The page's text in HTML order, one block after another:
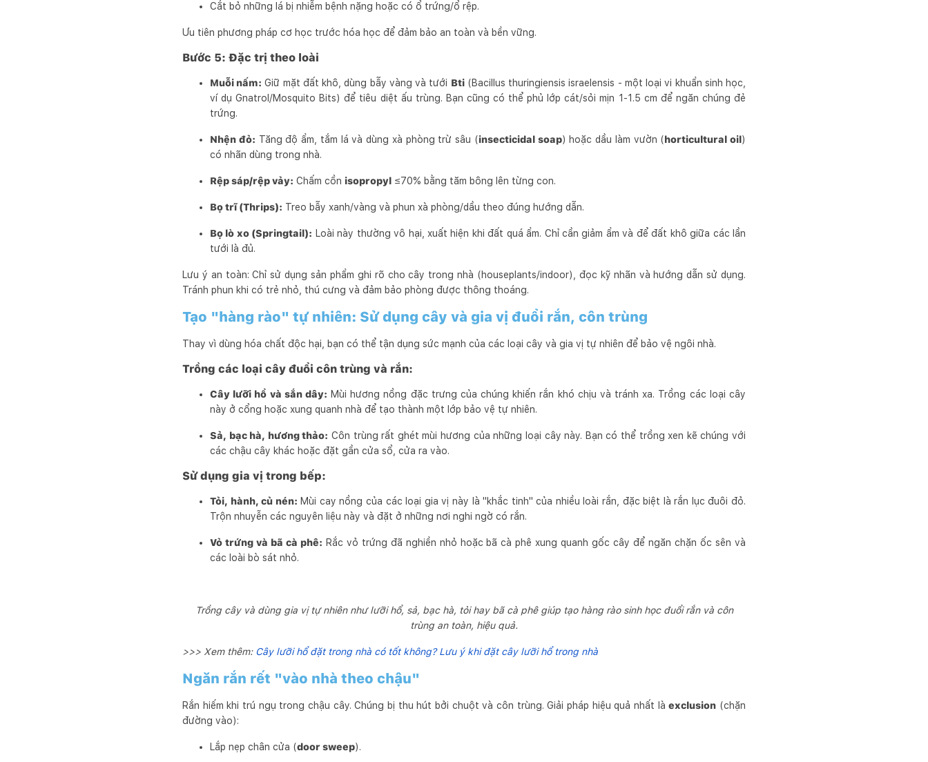
Cắt bỏ những lá bị nhiễm bệnh nặng hoặc có ổ trứng/ổ rệp.
Ưu tiên phương pháp cơ học trước hóa học để đảm bảo an toàn và bền vững.
Bước 5: Đặc trị theo loài
Muỗi nấm: Giữ mặt đất khô, dùng bẫy vàng và tưới Bti(Bacillus thuringiensis israelensis - một loại vi khuẩn sinh học,
ví dụ Gnatrol/Mosquito Bits) để tiêu diệt ấu trùng. Bạn cũng có thể phủ lớp cát/sỏi mịn 1-1.5 cm để ngăn chúng đẻ
trứng.
Nhện đỏ: Tăng độ ẩm, tắm lá và dùng xà phòng trừ sâu (insecticidal soap) hoặc dầu làm vườn (horticultural oil)
có nhãn dùng trong nhà.
Rệp sáp/rệp vảy: Chấm cồn isopropyl ≤70% bằng tăm bông lên từng con.
Bọ trĩ (Thrips): Treo bẫy xanh/vàng và phun xà phòng/dầu theo đúng hướng dẫn.
Bọ lò xo (Springtail): Loài này thường vô hại, xuất hiện khi đất quá ẩm. Chỉ cần giảm ẩm và để đất khô giữa các lần
tưới là đủ.
Lưu ý an toàn: Chỉ sử dụng sản phẩm ghi rõ cho cây trong nhà (houseplants/indoor), đọc kỹ nhãn và hướng dẫn sử dụng.
Tránh phun khi có trẻ nhỏ, thú cưng và đảm bảo phòng được thông thoáng.
Tạo "hàng rào" tự nhiên: Sử dụng cây và gia vị đuổi rắn, côn trùng
Thay vì dùng hóa chất độc hại, bạn có thể tận dụng sức mạnh của các loại cây và gia vị tự nhiên để bảo vệ ngôi nhà.
Trồng các loại cây đuổi côn trùng và rắn:
Cây lưỡi hổ và sắn dây: Mùi hương nồng đặc trưng của chúng khiến rắn khó chịu và tránh xa. Trồng các loại cây
này ở cổng hoặc xung quanh nhà để tạo thành một lớp bảo vệ tự nhiên.
Sả, bạc hà, hương thảo: Côn trùng rất ghét mùi hương của những loại cây này. Bạn có thể trồng xen kẽ chúng với
các chậu cây khác hoặc đặt gần cửa sổ, cửa ra vào.
Sử dụng gia vị trong bếp:
Tỏi, hành, củ nén: Mùi cay nồng của các loại gia vị này là "khắc tinh" của nhiều loài rắn, đặc biệt là rắn lục đuôi đỏ.
Trộn nhuyễn các nguyên liệu này và đặt ở những nơi nghi ngờ có rắn.
Vỏ trứng và bã cà phê: Rắc vỏ trứng đã nghiền nhỏ hoặc bã cà phê xung quanh gốc cây để ngăn chặn ốc sên và
các loài bò sát nhỏ.
Trồng cây và dùng gia vị tự nhiên như lưỡi hổ, sả, bạc hà, tỏi hay bã cà phê giúp tạo hàng rào sinh học đuổi rắn và côn
trùng an toàn, hiệu quả.
>>> Xem thêm: Cây lưỡi hổ đặt trong nhà có tốt không? Lưu ý khi đặt cây lưỡi hổ trong nhà
Ngăn rắn rết "vào nhà theo chậu"
Rắn hiếm khi trú ngụ trong chậu cây. Chúng bị thu hút bởi chuột và côn trùng. Giải pháp hiệu quả nhất làexclusion (chặn
đường vào):
Lắp nẹp chân cửa (door sweep).